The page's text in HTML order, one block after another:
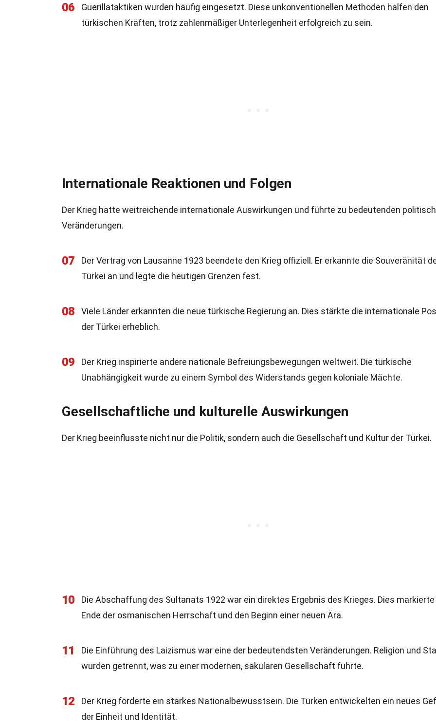
06
Guerillataktiken wurden häufig eingesetzt. Diese unkonventionellen Methoden halfen den
türkischen Kräften, trotz zahlenmäßiger Unterlegenheit erfolgreich zu sein.
Internationale Reaktionen und Folgen
Der Krieg hatte weitreichende internationale Auswirkungen und führte zu bedeutenden
Veränderungen.
07
Der Vertrag von Lausanne 1923 beendete den Krieg offiziell. Er erkannte die Souveränität
Türkei an und legte die heutigen Grenzen fest.
08
Viele Länder erkannten die neue türkische Regierung an. Dies stärkte die internationale
der Türkei erheblich.
09
Der Krieg inspirierte andere nationale Befreiungsbewegungen weltweit. Die türkische
Unabhängigkeit wurde zu einem Symbol des Widerstands gegen koloniale Mächte.
Gesellschaftliche und kulturelle Auswirkungen
Der Krieg beeinflusste nicht nur die Politik, sondern auch die Gesellschaft und Kultur der Türkei.
10
Die Abschaffung des Sultanats 1922 war ein direktes Ergebnis des Krieges. Dies
Ende der osmanischen Herrschaft und den Beginn einer neuen Ära.
11
Die Einführung des Laizismus war eine der bedeutendsten Veränderungen. Religion und
wurden getrennt, was zu einer modernen, säkularen Gesellschaft führte.
12
Der Krieg förderte ein starkes Nationalbewusstsein. Die Türken entwickelten ein neues
der Einheit und Identität.